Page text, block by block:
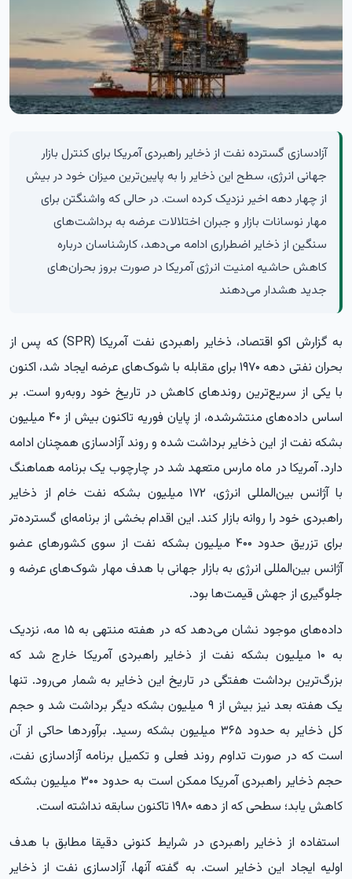
آزادسازی گسترده نفت از ذخایر راهبردی آمریکا برای کنترل بازار
جهانی انرژی، سطح این ذخایر را به پایین‌ترین میزان خود در بیش
از چهار دهه اخیر نزدیک کرده است. در حالی که واشنگتن برای
مهار نوسانات بازار و جبران اختلالات عرضه به برداشت‌های
سنگین از ذخایر اضطراری ادامه می‌دهد، کارشناسان درباره
کاهش حاشیه امنیت انرژی آمریکا در صورت بروز بحران‌های
جدید هشدار می‌دهند
به گزارش اکو اقتصاد،
ذخایر راهبردی نفت آمریکا (SPR) که پس از
بحران نفتی دهه ۱۹۷۰ برای مقابله با شوک‌های عرضه ایجاد شد، اکنون
با یکی از سریع‌ترین روندهای کاهش در تاریخ خود روبه‌رو است. بر
اساس داده‌های منتشرشده، از پایان فوریه تاکنون بیش از ۴۰ میلیون
بشکه نفت از این ذخایر برداشت شده و روند آزادسازی همچنان ادامه
دارد. آمریکا در ماه مارس متعهد شد در چارچوب یک برنامه هماهنگ
با آژانس بین‌المللی انرژی، ۱۷۲ میلیون بشکه نفت خام از ذخایر
راهبردی خود را روانه بازار کند. این اقدام بخشی از برنامه‌ای گسترده‌تر
برای تزریق حدود ۴۰۰ میلیون بشکه نفت از سوی کشورهای عضو
آژانس بین‌المللی انرژی به بازار جهانی با هدف مهار شوک‌های عرضه و
جلوگیری از جهش قیمت‌ها بود.
داده‌های موجود نشان می‌دهد که در هفته منتهی به ۱۵ مه، نزدیک
به ۱۰ میلیون بشکه نفت از ذخایر راهبردی آمریکا خارج شد که
بزرگ‌ترین برداشت هفتگی در تاریخ این ذخایر به شمار می‌رود. تنها
یک هفته بعد نیز بیش از ۹ میلیون بشکه دیگر برداشت شد و حجم
کل ذخایر به حدود ۳۶۵ میلیون بشکه رسید. برآوردها حاکی از آن
است که در صورت تداوم روند فعلی و تکمیل برنامه آزادسازی نفت،
حجم ذخایر راهبردی آمریکا ممکن است به حدود ۳۰۰ میلیون بشکه
کاهش یابد؛ سطحی که از دهه ۱۹۸۰ تاکنون سابقه نداشته است.
استفاده از ذخایر راهبردی در شرایط کنونی دقیقا مطابق با هدف
اولیه ایجاد این ذخایر است. به گفته آنها، آزادسازی نفت از ذخایر